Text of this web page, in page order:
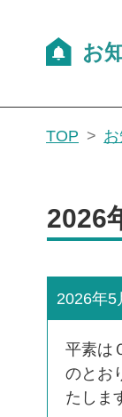
TOP
2026
2026年5
平素は
のとお
たしま